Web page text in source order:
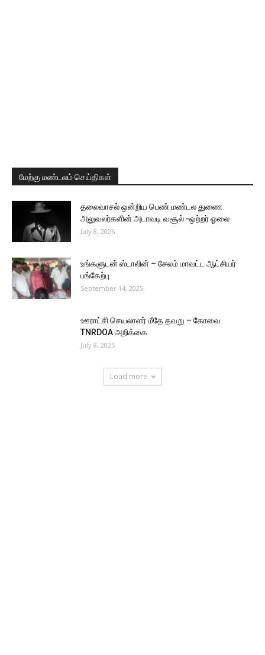
மேற்கு மண்டலம் செய்திகள்
தலைவாசல் ஒன்றிய பெண் மண்டல துணை
அலுவலர்களின் அடாவடி வசூல் -ஒற்றர் ஓலை
July 8, 2026
உங்களுடன் ஸ்டாலின் – சேலம் மாவட்ட ஆட்சியர்
பங்கேற்பு
September 14, 2025
ஊராட்சி செயலாளர் மீதே தவறு – கோவை
TNRDOA அறிக்கை
July 8, 2025
Load more